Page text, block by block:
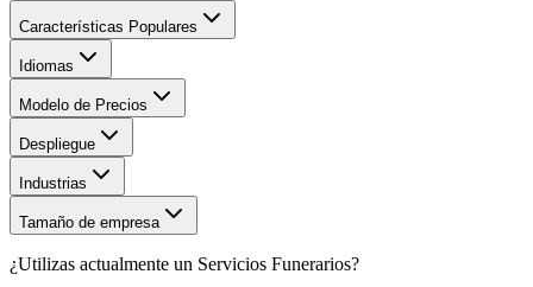
Características Populares
Idiomas
Modelo de Precios
Despliegue
Industrias
Tamaño de empresa
¿Utilizas actualmente un Servicios Funerarios?